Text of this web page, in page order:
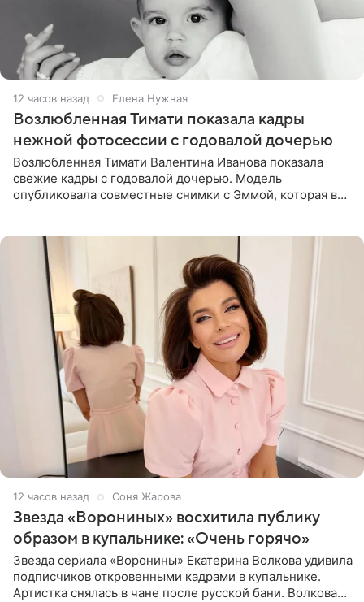
12 часов назад Елена Нужная
Возлюбленная Тимати показала кадры
нежной фотосессии с годовалой дочерью
Возлюбленная Тимати Валентина Иванова показала
свежие кадры с годовалой дочерью. Модель
опубликовала совместные снимки с Эммой, которая в
12 часов назад Соня Жарова
Звезда «Ворониных» восхитила публику
образом в купальнике: «Очень горячо»
Звезда сериала «Воронины» Екатерина Волкова удивила
подписчиков откровенными кадрами в купальнике.
Артистка снялась в чане после русской бани. Волкова